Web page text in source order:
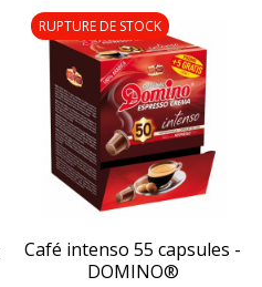
Café intenso 55 capsules -
DOMINO®
RUPTURE DE STOCK